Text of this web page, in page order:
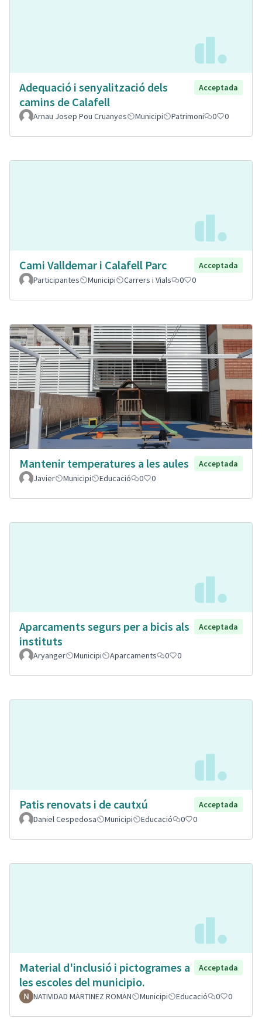
Adequació i senyalització dels
camins de Calafell
Acceptada
Arnau Josep Pou Cruanyes Municipi Patrimoni 0 0
Cami Valldemar i Calafell Parc
Acceptada
Participantes
Municipi Carrers i Vials 0 0
Mantenir temperatures a les aules
Acceptada
Javier
Municipi Educació 0 0
Aparcaments segurs per a bicis als
instituts
Acceptada
Aryanger Municipi Aparcaments 0 0
Patis renovats i de cautxú
Acceptada
Daniel Cespedosa
Municipi Educació 0 0
Material d'inclusió i pictogrames a
les escoles del municipio.
Acceptada
NATIVIDAD MARTINEZ ROMAN Municipi Educació 0 0